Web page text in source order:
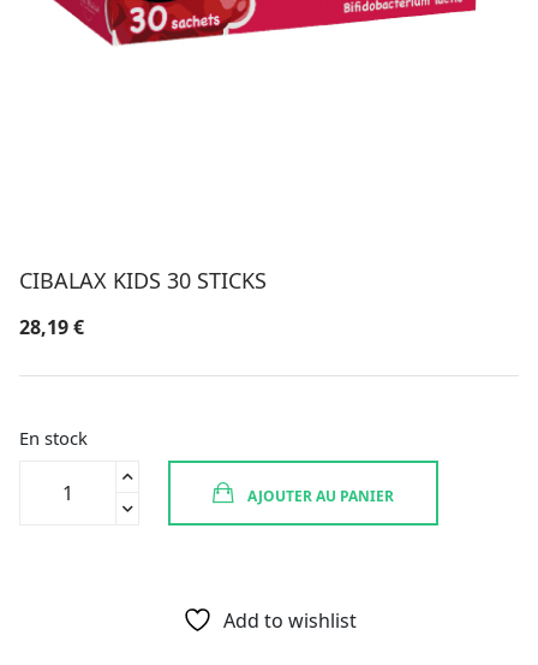
CIBALAX KIDS 30 STICKS
28,19€
En stock
AJOUTER AU PANIER
Add to wishlist